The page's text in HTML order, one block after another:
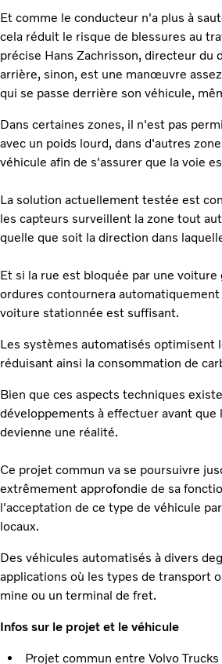
Et comme le conducteur n'a plus à
cela réduit le risque de blessures au
précise Hans Zachrisson, directeur du
arrière, sinon, est une manœuvre
qui se passe derrière son véhicule,
Dans certaines zones, il n'est pas
avec un poids lourd, dans d'autres
véhicule afin de s'assurer que la voie
La solution actuellement testée est
les capteurs surveillent la zone tout
quelle que soit la direction dans
Et si la rue est bloquée par une
ordures contournera
voiture stationnée est suffisant.
Les systèmes automatisés optimisent
réduisant ainsi la consommation de
Bien que ces aspects techniques
développements à effectuer avant
devienne une réalité.
Ce projet commun va se poursuivre
extrêmement approfondie de sa
l'acceptation de ce type de véhicule
locaux.
Des véhicules automatisés à divers
applications où les types de transport
mine ou un terminal de fret.
Infos sur le projet et le véhicule
Projet commun entre Volvo Trucks